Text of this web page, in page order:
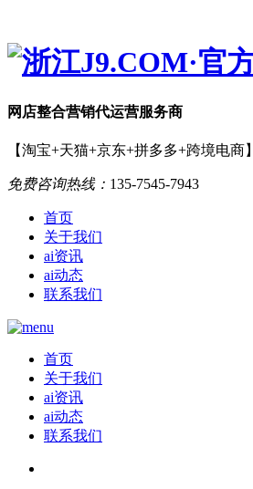
网店整合营销代运营服务商
【淘宝+天猫+京东+拼多多+跨境电商】
免费咨询热线： 135-7545-7943
首页
关于我们
ai资讯
ai动态
联系我们
首页
关于我们
ai资讯
ai动态
联系我们